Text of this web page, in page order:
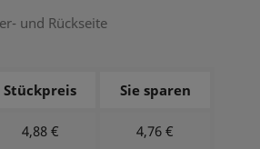
und Rückseite
Stückpreis Sie sparen
4,88 € 4,76 €